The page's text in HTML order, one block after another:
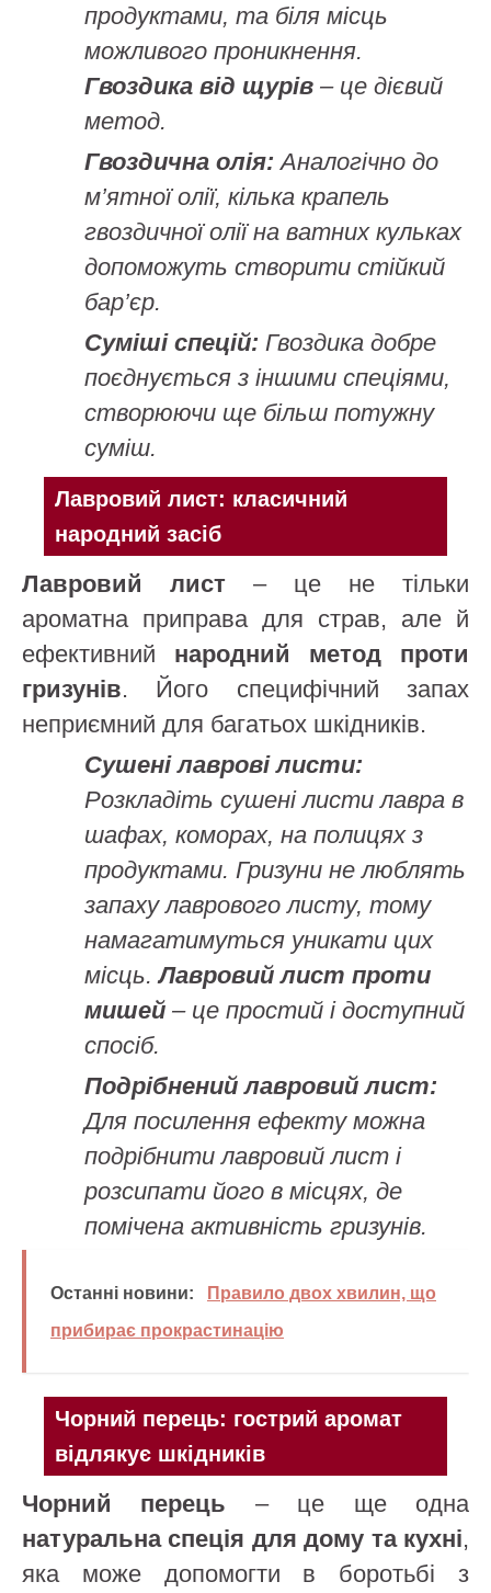
продуктами, та біля місць
можливого проникнення.
Гвоздика від щурів – це дієвий
метод.
Гвоздична олія: Аналогічно до
м’ятної олії, кілька крапель
гвоздичної олії на ватних кульках
допоможуть створити стійкий
бар’єр.
Суміші спецій: Гвоздика добре
поєднується з іншими спеціями,
створюючи ще більш потужну
суміш.
Лавровий лист: класичний
народний засіб
Лавровий лист – це не тільки
ароматна приправа для страв, але й
ефективний народний метод проти
гризунів. Його специфічний запах
неприємний для багатьох шкідників.
Сушені лаврові листи:
Розкладіть сушені листи лавра в
шафах, коморах, на полицях з
продуктами. Гризуни не люблять
запаху лаврового листу, тому
намагатимуться уникати цих
місць.Лавровий лист проти
мишей – це простий і доступний
спосіб.
Подрібнений лавровий лист:
Для посилення ефекту можна
подрібнити лавровий лист і
розсипати його в місцях, де
помічена активність гризунів.
Останні новини:
Правило двох хвилин, що
прибирає прокрастинацію
Чорний перець: гострий аромат
відлякує шкідників
Чорний перець – це ще одна
натуральна спеція для дому та кухні,
яка може допомогти в боротьбі з